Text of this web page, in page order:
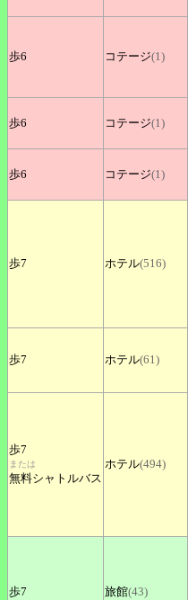
歩6 コテージ(1)
歩6 コテージ(1)
歩6 コテージ(1)
歩7 ホテル(516)
歩7 ホテル(61)
歩7
または
無料シャトルバス
ホテル(494)
歩7 旅館(43)